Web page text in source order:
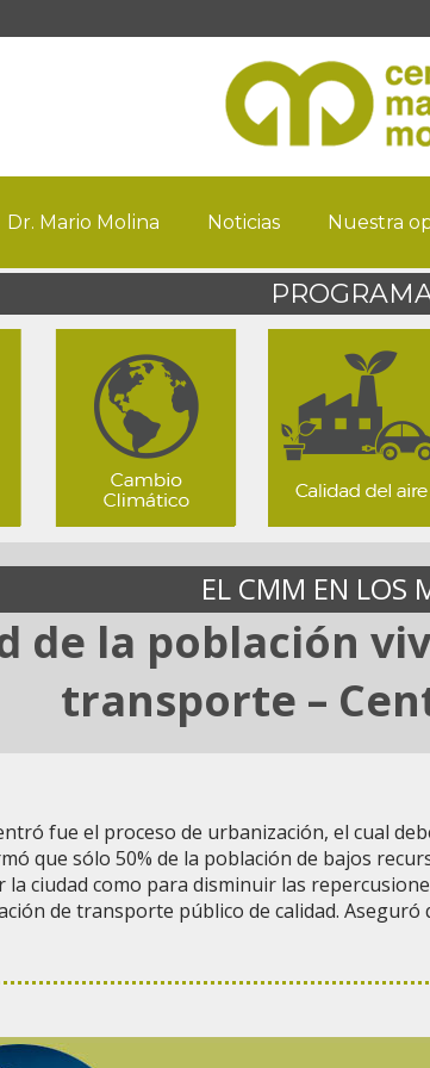
Dr. Mario Molina Noticias Nuestra
EL CMM EN LOS
de la población
transporte –
fue el proceso de urbanización, el cual
que sólo 50% de la población de bajos
ciudad como para disminuir las
de transporte público de calidad.